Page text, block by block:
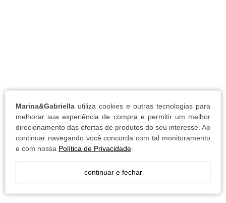
Marina&Gabriella utiliza cookies e outras tecnologias para
melhorar sua experiência de compra e permitir um melhor
direcionamento das ofertas de produtos do seu interesse. Ao
continuar navegando você concorda com tal monitoramento
e com nossa Política de Privacidade
continuar e fechar